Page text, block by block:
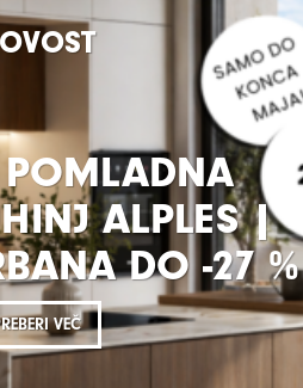
ALPLES |
DO -27 %
VEČ